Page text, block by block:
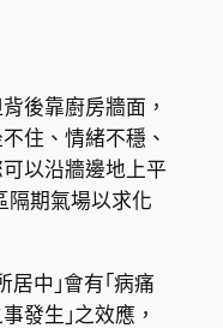
後靠廚房牆面，
住、情緒不穩、
以沿牆邊地上平
隔期氣場以求化
居中｣會有｢病痛
發生｣之效應，